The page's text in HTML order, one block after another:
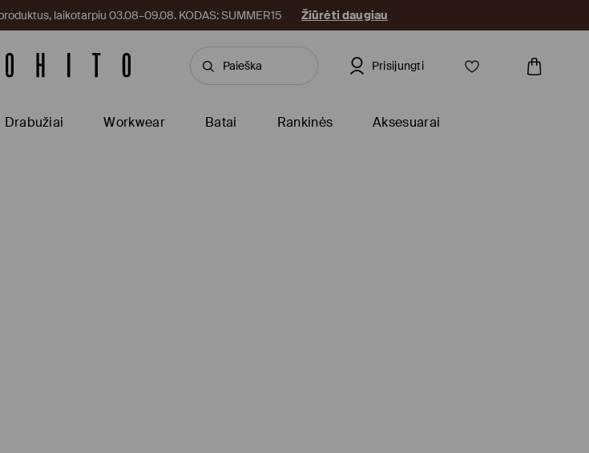
laikotarpiu 03.08–09.08. KODAS: SUMMER15 Žiūrėti daugiau
Prisijungti
Drabužiai Workwear Batai Rankinės Aksesuarai